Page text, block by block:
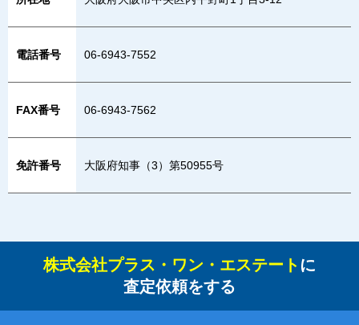
電話番号 06-6943-7552
FAX番号 06-6943-7562
免許番号 大阪府知事（3）第50955号
株式会社プラス・ワン・エステート に
査定依頼をする